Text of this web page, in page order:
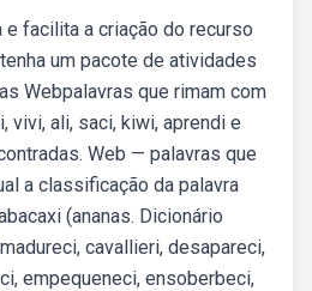
facilita a criação do recurso
um pacote de atividades
Webpalavras que rimam com
vivi, ali, saci, kiwi, aprendi e
Web — palavras que
a classificação da palavra
(ananas. Dicionário
cavallieri, desapareci,
empequeneci, ensoberbeci,